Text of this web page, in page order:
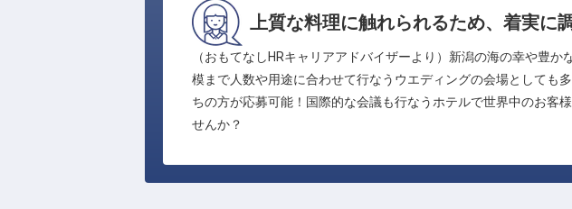
上質な料理に触れられるため、着実に
（おもてなしHRキャリアアドバイザーより）新潟の海の幸や豊
模まで人数や用途に合わせて行なうウエディングの会場としても
ちの方が応募可能！国際的な会議も行なうホテルで世界中のお客
せんか？